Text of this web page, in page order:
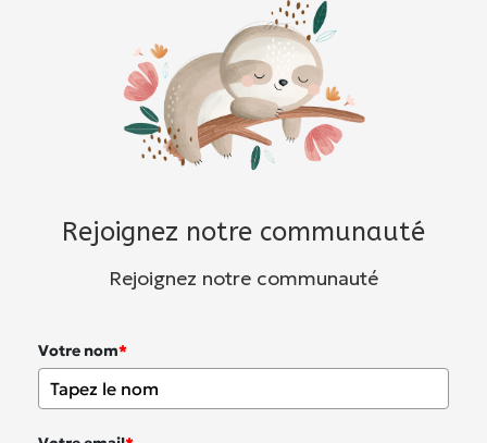
Rejoignez notre communauté
Rejoignez notre communauté
Votre nom*